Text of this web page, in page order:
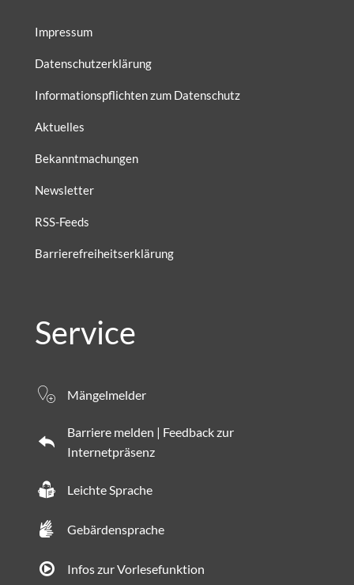
Impressum
Datenschutzerklärung
Informationspflichten zum Datenschutz
Aktuelles
Bekanntmachungen
Newsletter
RSS-Feeds
Barrierefreiheitserklärung
Service
Mängelmelder
Barriere melden | Feedback zur
Internetpräsenz
Leichte Sprache
Gebärdensprache
Infos zur Vorlesefunktion